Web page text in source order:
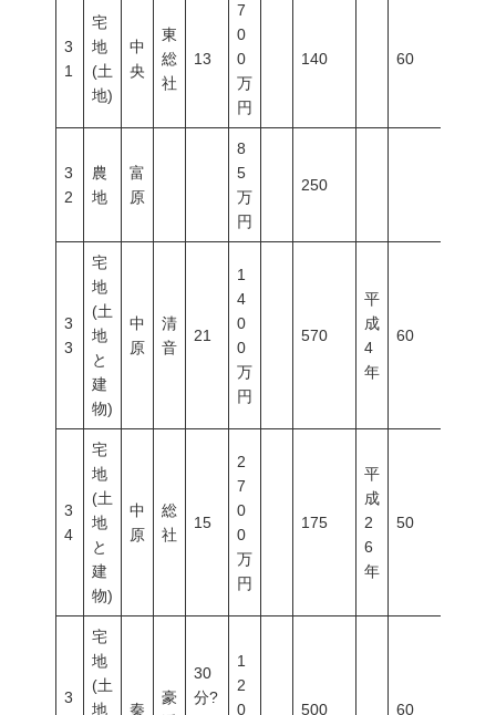
3
1
宅
地
(土
地)
中
央
東
総
社
13
7
0
0
万
円
140 60
3
2
農
地
富
原
8
5
万
円
250
3
3
宅
地
(土
地
と
建
物)
中
原
清
音
21
1
4
0
0
万
円
570
平
成
4
年
60
3
4
宅
地
(土
地
と
建
物)
中
原
総
社
15
2
7
0
0
万
円
175
平
成
2
6
年
50
3
宅
地
(土
地
秦
豪
30
分?
1
2
0
500 60